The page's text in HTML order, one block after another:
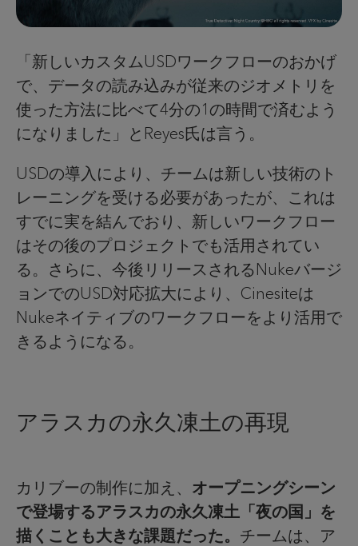
「新しいカスタムUSDワークフローのおかげ
で、データの読み込みが従来のジオメトリを
使った方法に比べて4分の1の時間で済むよう
になりました」とReyes氏は言う。
USDの導入により、チームは新しい技術のト
レーニングを受ける必要があったが、これは
すでに実を結んでおり、新しいワークフロー
はその後のプロジェクトでも活用されてい
る。さらに、今後リリースされるNukeバージ
ョンでのUSD対応拡大により、Cinesiteは
Nukeネイティブのワークフローをより活用で
きるようになる。
アラスカの永久凍土の再現
カリブーの制作に加え、 オープニングシーン
で登場するアラスカの永久凍土「夜の国」を
描くことも大きな課題だった。 チームは、ア